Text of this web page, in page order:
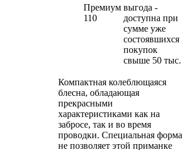
Премиум
110
выгода -
доступна при
сумме уже
состоявшихся
покупок
свыше 50 тыс.
Компактная колеблющаяся
блесна, обладающая
прекрасными
характеристиками как на
забросе, так и во время
проводки. Специальная форма
не позволяет этой приманке